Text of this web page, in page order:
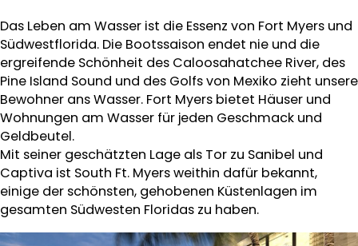
Das Leben am Wasser ist die Essenz von Fort Myers und
Südwestflorida. Die Bootssaison endet nie und die
ergreifende Schönheit des Caloosahatchee River, des
Pine Island Sound und des Golfs von Mexiko zieht unsere
Bewohner ans Wasser. Fort Myers bietet Häuser und
Wohnungen am Wasser für jeden Geschmack und
Geldbeutel.
Mit seiner geschätzten Lage als Tor zu Sanibel und
Captiva ist South Ft. Myers weithin dafür bekannt,
einige der schönsten, gehobenen Küstenlagen im
gesamten Südwesten Floridas zu haben.